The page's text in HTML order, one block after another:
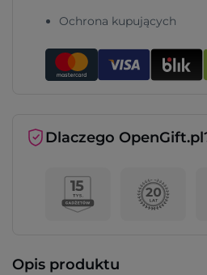
Ochrona kupujących
Dlaczego
Opis produktu